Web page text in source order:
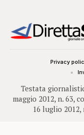
Testata
maggio 2012, n. 63,
16 luglio 2012,
Privacy